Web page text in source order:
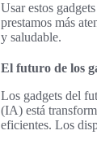
Usar estos
prestamos más
y saludable.
El futuro de los
Los gadgets del
(IA) está
eficientes. Los